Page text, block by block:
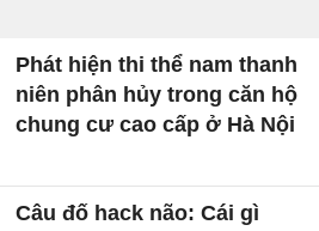
Phát hiện thi thể nam thanh
niên phân hủy trong căn hộ
chung cư cao cấp ở Hà Nội
Câu đố hack não: Cái gì